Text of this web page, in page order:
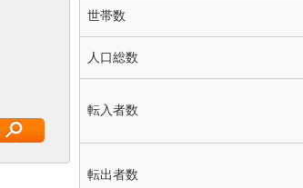
世帯数
人口総数
転入者数
転出者数